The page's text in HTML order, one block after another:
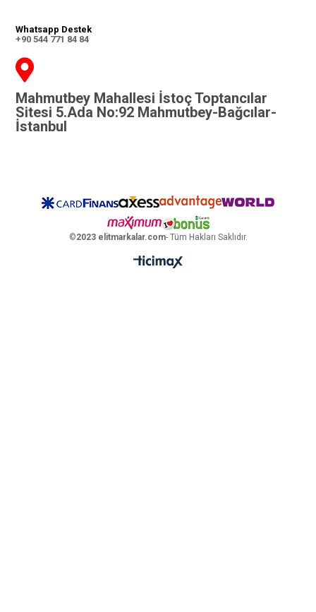
Whatsapp Destek
+90 544 771 84 84
Mahmutbey Mahallesi İstoç Toptancılar
Sitesi 5.Ada No:92 Mahmutbey-Bağcılar-
İstanbul
©2023 elitmarkalar.com- Tüm Hakları Saklıdır.